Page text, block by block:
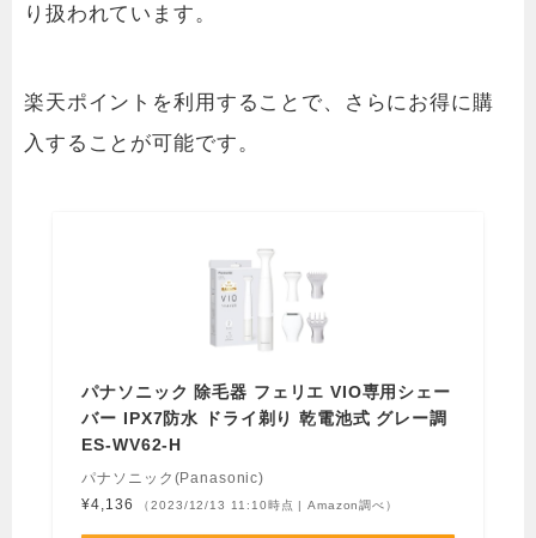
り扱われています。
楽天ポイントを利用することで、さらにお得に購
入することが可能です。
パナソニック 除毛器 フェリエ VIO専用シェー
バー IPX7防水 ドライ剃り 乾電池式 グレー調
ES-WV62-H
パナソニック(Panasonic)
¥4,136
（2023/12/13 11:10時点 | Amazon調べ）